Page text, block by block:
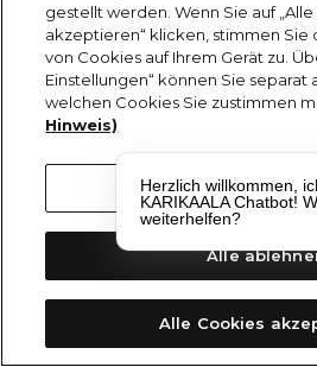
Herzlich willkommen,
KARIKAALA Chatbot!
weiterhelfen?
gestellt werden. Wenn Sie auf
akzeptieren“ klicken, stimmen Sie
von Cookies auf Ihrem Gerät zu.
Einstellungen“ können Sie separat
welchen Cookies Sie zustimmen
Hinweis)
Cookie-
Alle
Alle Cookies